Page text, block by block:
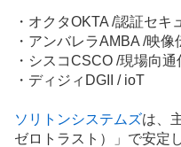
・オクタOKTA /認証セキ
・アンバレラAMBA /映像
・シスコCSCO /現場向
・ディジィDGII / ioT
ソリトンシステムズは、
ゼロトラスト）」で安定